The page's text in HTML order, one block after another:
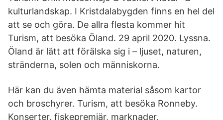
kulturlandskap. I Kristdalabygden finns en hel del
att se och göra. De allra flesta kommer hit
Turism, att besöka Öland. 29 april 2020. Lyssna.
Öland är lätt att förälska sig i – ljuset, naturen,
stränderna, solen och människorna.
Här kan du även hämta material såsom kartor
och broschyrer. Turism, att besöka Ronneby.
Konserter, fiskepremiär, marknader,